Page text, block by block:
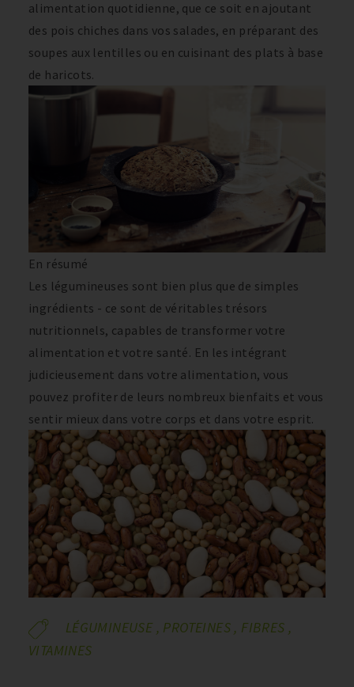
alimentation quotidienne, que ce soit en ajoutant
des pois chiches dans vos salades, en préparant des
soupes aux lentilles ou en cuisinant des plats à base
de haricots.
En résumé
Les légumineuses sont bien plus que de simples
ingrédients - ce sont de véritables trésors
nutritionnels, capables de transformer votre
alimentation et votre santé. En les intégrant
judicieusement dans votre alimentation, vous
pouvez profiter de leurs nombreux bienfaits et vous
sentir mieux dans votre corps et dans votre esprit.
LÉGUMINEUSE , PROTEINES , FIBRES ,
VITAMINES